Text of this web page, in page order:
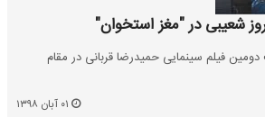
شعیبی در "مغز استخوان"
فیلم سینمایی حمیدرضا قربانی در مقام